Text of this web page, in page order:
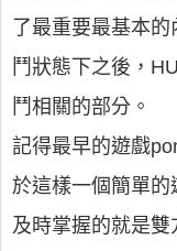
了最重要最基本
鬥狀態下之後，
鬥相關的部分。
記得最早的遊戲
於這樣一個簡單
及時掌握的就是